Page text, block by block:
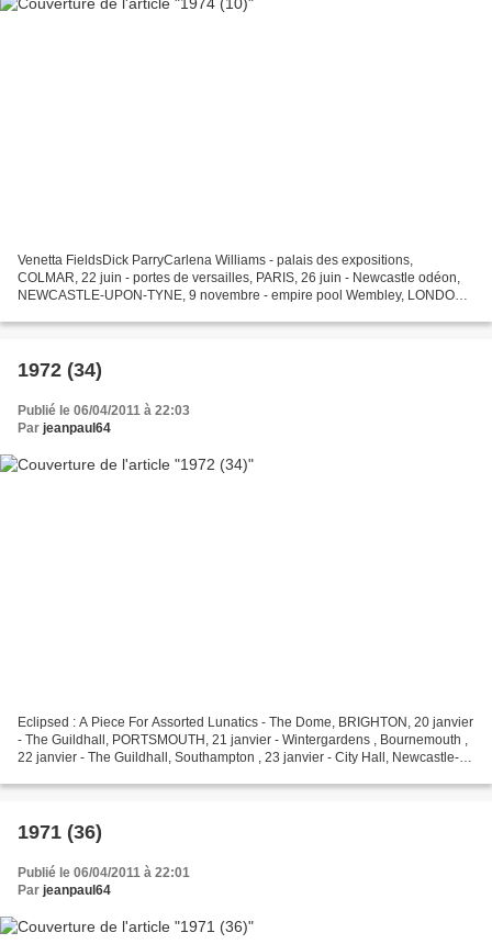
Venetta FieldsDick ParryCarlena Williams - palais des expositions,
COLMAR, 22 juin - portes de versailles, PARIS, 26 juin - Newcastle odéon,
NEWCASTLE-UPON-TYNE, 9 novembre - empire pool Wembley, LONDON,
1972 (34)
Publié le 06/04/2011 à 22:03
Par jeanpaul64
Eclipsed : A Piece For Assorted Lunatics - The Dome, BRIGHTON, 20 janvier
- The Guildhall, PORTSMOUTH, 21 janvier - Wintergardens , Bournemouth ,
22 janvier - The Guildhall, Southampton , 23 janvier - City Hall, Newcastle-
1971 (36)
Publié le 06/04/2011 à 22:01
Par jeanpaul64